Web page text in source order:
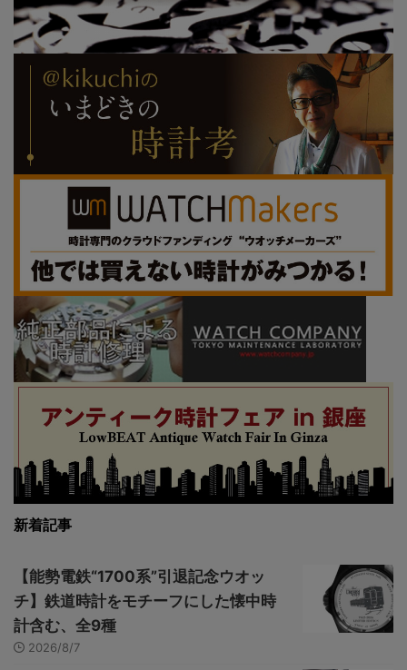
新着記事
【能勢電鉄“1700系”引退記念ウオッ
チ】鉄道時計をモチーフにした懐中時
計含む、全9種
2026/8/7